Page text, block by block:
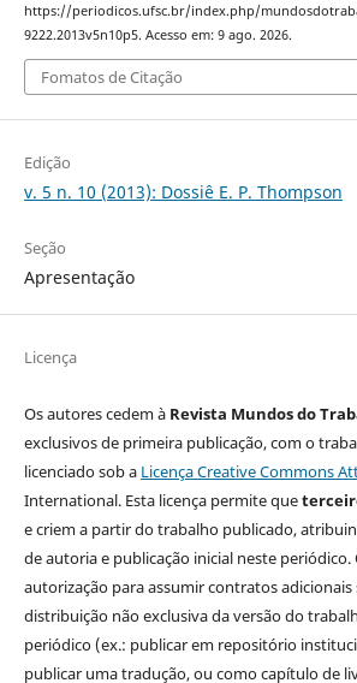
https://periodicos.ufsc.br/index.php/
9222.2013v5n10p5. Acesso em: 9 ago. 2026.
Fomatos de Citação
Edição
v. 5 n. 10 (2013): Dossiê E. P. Thompson
Seção
Apresentação
Licença
Os autores cedem à Revista Mundos do
exclusivos de primeira publicação, com o
licenciado sob a Licença Creative Commons
International. Esta licença permite que
e criem a partir do trabalho publicado,
de autoria e publicação inicial neste periódico.
autorização para assumir contratos
distribuição não exclusiva da versão do
periódico (ex.: publicar em repositório
publicar uma tradução, ou como capítulo de